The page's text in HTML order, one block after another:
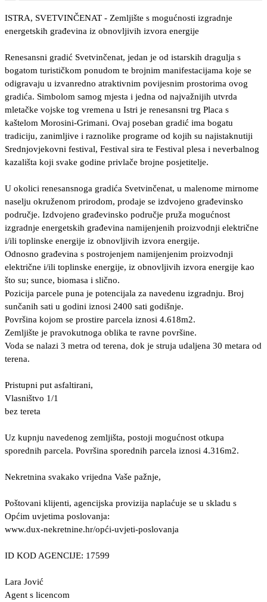
ISTRA, SVETVINČENAT - Zemljište s mogućnosti izgradnje
energetskih građevina iz obnovljivih izvora energije
Renesansni gradić Svetvinčenat, jedan je od istarskih dragulja s
bogatom turističkom ponudom te brojnim manifestacijama koje se
odigravaju u izvanredno atraktivnim povijesnim prostorima ovog
gradića. Simbolom samog mjesta i jedna od najvažnijih utvrda
mletačke vojske tog vremena u Istri je renesansni trg Placa s
kaštelom Morosini-Grimani. Ovaj poseban gradić ima bogatu
tradiciju, zanimljive i raznolike programe od kojih su najistaknutiji
Srednjovjekovni festival, Festival sira te Festival plesa i neverbalnog
kazališta koji svake godine privlače brojne posjetitelje.
U okolici renesansnoga gradića Svetvinčenat, u malenome mirnome
naselju okruženom prirodom, prodaje se izdvojeno građevinsko
područje. Izdvojeno građevinsko područje pruža mogućnost
izgradnje energetskih građevina namijenjenih proizvodnji električne
i/ili toplinske energije iz obnovljivih izvora energije.
Odnosno građevina s postrojenjem namijenjenim proizvodnji
električne i/ili toplinske energije, iz obnovljivih izvora energije kao
što su; sunce, biomasa i slično.
Pozicija parcele puna je potencijala za navedenu izgradnju. Broj
sunčanih sati u godini iznosi 2400 sati godišnje.
Površina kojom se prostire parcela iznosi 4.618m2.
Zemljište je pravokutnoga oblika te ravne površine.
Voda se nalazi 3 metra od terena, dok je struja udaljena 30 metara od
terena.
Pristupni put asfaltirani,
Vlasništvo 1/1
bez tereta
Uz kupnju navedenog zemljišta, postoji mogućnost otkupa
sporednih parcela. Površina sporednih parcela iznosi 4.316m2.
Nekretnina svakako vrijedna Vaše pažnje,
Poštovani klijenti, agencijska provizija naplaćuje se u skladu s
Općim uvjetima poslovanja:
www.dux-nekretnine.hr/opći-uvjeti-poslovanja
ID KOD AGENCIJE: 17599
Lara Jović
Agent s licencom